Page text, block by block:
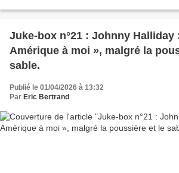
Juke-box n°21 : Johnny Halliday
Amérique à moi », malgré la
sable.
Publié le 01/04/2026 à 13:32
Par Eric Bertrand